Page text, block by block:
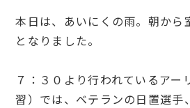
本日は、あいにくの雨。朝から
となりました。
７：３０より行われているアー
習）では、ベテランの日置選手